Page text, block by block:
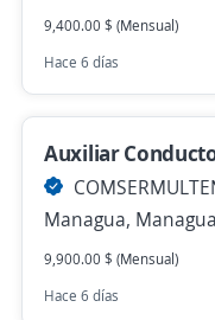
9,400.00 $ (Mensual)
Hace 6 días
Auxiliar
Managua, Managua
9,900.00 $ (Mensual)
Hace 6 días